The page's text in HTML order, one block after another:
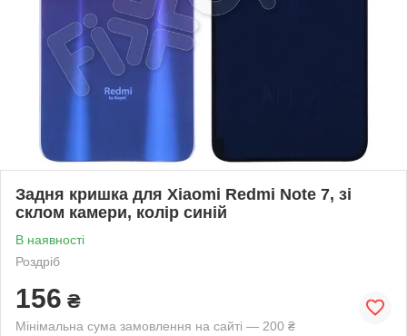
Задня кришка для Xiaomi Redmi Note 7, зі
склом камери, колір синій
В наявності
Роздріб
156 ₴
Мінімальна сума замовлення на сайті — 200 ₴